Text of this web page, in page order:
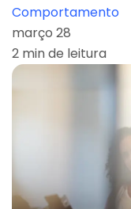
Comportamento
março 28
2 min de leitura